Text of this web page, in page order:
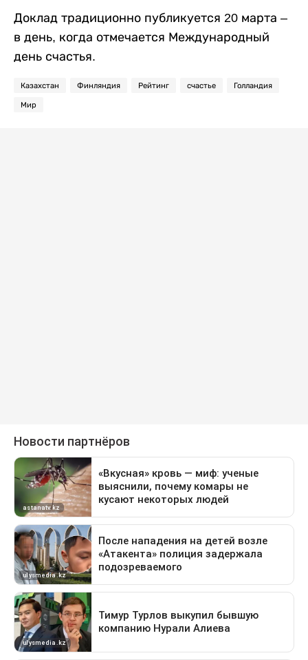
Доклад традиционно публикуется 20 марта –
в день, когда отмечается Международный
день счастья.
Казахстан Финляндия Рейтинг счастье Голландия
Мир